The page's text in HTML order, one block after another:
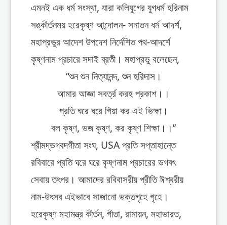
এমনই এক ধর্ম সংস্থা, যারা কলিযুগের যুগধর্ম হরিনাম
সঙ্কীর্তনময় হরেকৃষ্ণ আন্দোলন- সনাতন ধর্ম আদর্শ,
মহাপ্রভুর আদেশ উপদেশ নির্দেশিত পথ-আদর্শে
কৃষ্ণনাম প্রচারে সদাই ব্রতী। মহাপ্রভু বলেছেন,
“শুন শুন নিত্যানন্দ, শুন হরিদাস।
আমার আজ্ঞা সবর্ত্র করহ প্রকাশ।।
প্রতি ঘরে ঘরে গিয়া কর এই ভিক্ষা।
বল কৃষ্ণ, ভজ কৃষ্ণ, কর কৃষ্ণ শিক্ষা।।’’
শ্রীমদ্ভগবদগীতা সংঘ, USA প্রতি সপ্তাহান্তে
রবিবারে প্রতি ঘরে ঘরে কৃষ্ণনাম প্রচারের ভগবৎ
সেবায় তৎপর। আমাদের রবিবাসরীয় প্রীতি ঈশ্বরীয়
নাম-উৎসব এইভাবে সাজানো ভক্তগৃহে গৃহে।
হরেকৃষ্ণ মহামন্ত্র কীর্তন, গীতা, রামায়ন, মহাভারত,